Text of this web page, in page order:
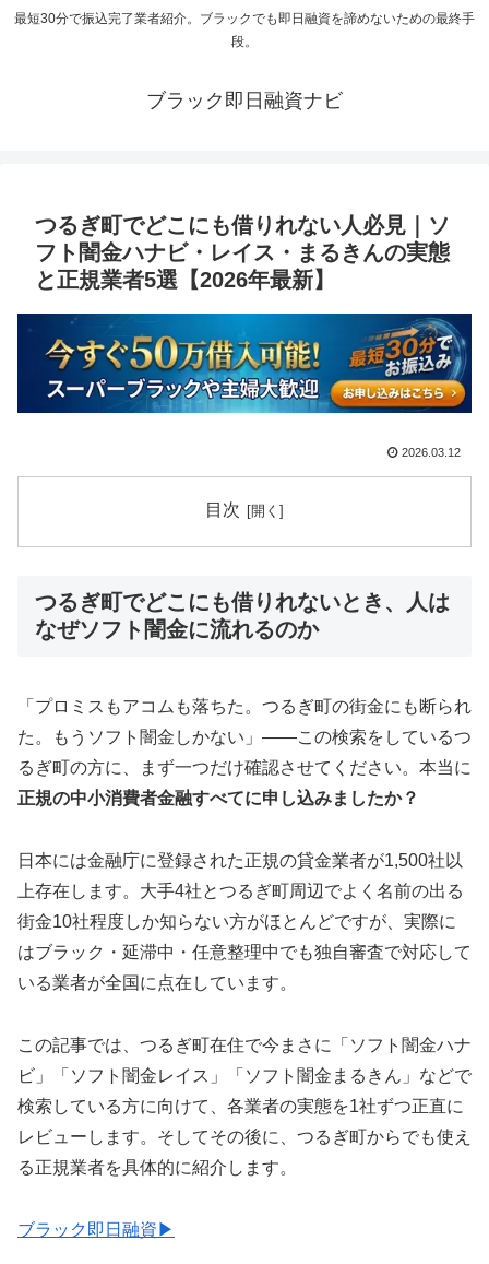
最短30分で振込完了業者紹介。ブラックでも即日融資を諦めないための最終手
段。
ブラック即日融資ナビ
つるぎ町でどこにも借りれない人必見｜ソ
フト闇金ハナビ・レイス・まるきんの実態
と正規業者5選【2026年最新】
2026.03.12
目次
つるぎ町でどこにも借りれないとき、人は
なぜソフト闇金に流れるのか
「プロミスもアコムも落ちた。つるぎ町の街金にも断られ
た。もうソフト闇金しかない」——この検索をしているつ
るぎ町の方に、まず一つだけ確認させてください。本当に
正規の中小消費者金融すべてに申し込みましたか？
日本には金融庁に登録された正規の貸金業者が1,500社以
上存在します。大手4社とつるぎ町周辺でよく名前の出る
街金10社程度しか知らない方がほとんどですが、実際に
はブラック・延滞中・任意整理中でも独自審査で対応して
いる業者が全国に点在しています。
この記事では、つるぎ町在住で今まさに「ソフト闇金ハナ
ビ」「ソフト闇金レイス」「ソフト闇金まるきん」などで
検索している方に向けて、各業者の実態を1社ずつ正直に
レビューします。そしてその後に、つるぎ町からでも使え
る正規業者を具体的に紹介します。
ブラック即日融資▶